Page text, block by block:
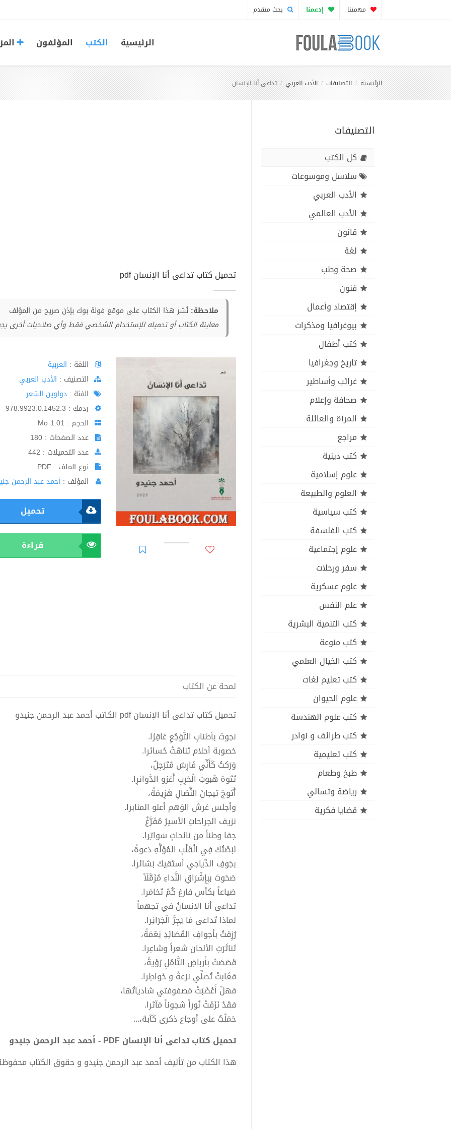
مهمتنا إدعمنا بحث متقدم
الرئيسية الكتب المؤلفون
الرئيسية التصنيفات الأدب العربي تداعى أنا الإنسان
التصنيفات
كل الكتب
سلاسل وموسوعات
الأدب العربي
الأدب العالمي
قانون
لغة
صحة وطب
فنون
إقتصاد وأعمال
بيوغرافيا ومذكرات
كتب أطفال
تاريخ وجغرافيا
غرائب وأساطير
صحافة وإعلام
المرأة والعائلة
مراجع
كتب دينية
علوم إسلامية
العلوم والطبيعة
كتب سياسية
كتب الفلسفة
علوم إجتماعية
سفر ورحلات
علوم عسكرية
علم النفس
كتب التنمية البشرية
كتب منوعة
كتب الخيال العلمي
كتب تعليم لغات
علوم الحيوان
كتب علوم الهندسة
كتب طرائف و نوادر
كتب تعليمية
طبخ وطعام
رياضة وتسالي
قضايا فكرية
تحميل كتاب تداعى أنا الإنسان pdf
ملاحظة: نُشر هذا الكتاب على موقع فولة بوك بإذن صريح من المؤلف
معاينة الكتاب أو تحميله للإستخدام الشخصي فقط وأي صلاحيات أخرى
اللغة : العربية
اﻟﺘﺼﻨﻴﻒ : الأدب العربي
الفئة : دواوين الشعر
ردمك : 978.9923.0.1452.3
الحجم : 1.01 Mo
عدد الصفحات : 180
عدد التحميلات : 442
نوع الملف : PDF
المؤلف : أحمد عبد الرحمن
تحميل
قراءة
لمحة عن الكتاب
تحميل كتاب تداعى أنا الإنسان pdf الكاتب أحمد عبد الرحمن جنيدو
نجوتُ بأطنابِ التَّوَجُعِ عَاقِرًا.
خصوبة أحلام تَناهَتْ خَسائرا.
وَرَكتُ كَأَنِّي فَارِسٌ مُتَرَجِلٌ،
تَتَوهُ هُبوبُ الْحَرِبِ أَغزو الدَّوائرِا.
أَتَوجُ تيجانَ النِّصْالِ هَزِيمَةً،
وأجلس عَرش الوَهم أعلو المنابرا.
نزيف الجراحاتِ الأسيرُ مُفَرَّغْ
جفا وطناً من نائحاتٍ سَواتِرا.
نَبَصْتُكَ فِي الْقَلْبِ المُؤلَّهِ دَعوةً،
بجَوفِ الدِّياجي أستَقيكَ بَشائرا.
صَحَوتَ ببِإِشْرَاقِ النَّداءِ مُزَمَّلَاً
ضياعاً بكأس فارغ كُمْ تَخامَرا.
تداعى أنا الإنسانُ في تجهماً
لماذا تَداعى مَا يَجِرُّ الْجَرَائِرا.
رُزِقتُ بأجوافِ القَصَائِدِ نِعْمَةً،
تَناثَرَتِ الألحان شعراً وشاعِرا.
قَصَصَتُ بأَرباضِ التَّامُلِ رُؤيةً،
فغَابتْ تُصلِّي نزعةً و خَواطِرا.
فهلْ أَعْضَبَتْ مَصفوفتي شادياتُها،
فقَدْ نَزَفَتْ نُوراً شجوناً مَآثرا.
حَمَلْتُ على أوجاع ذكرى كَآبة،...
تحميل كتاب تداعى أنا الإنسان PDF - أحمد عبد الرحمن جنيدو
هذا الكتاب من تأليف أحمد عبد الرحمن جنيدو و حقوق الكتاب